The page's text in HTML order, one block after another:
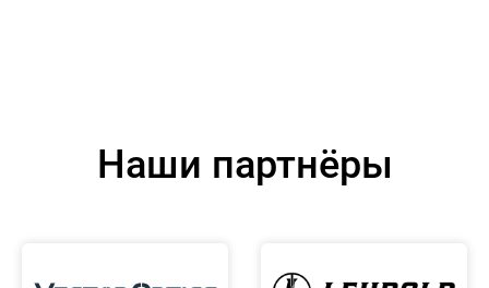
Наши партнёры